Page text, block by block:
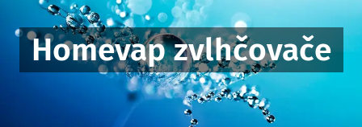
Homevap zvlhčovače